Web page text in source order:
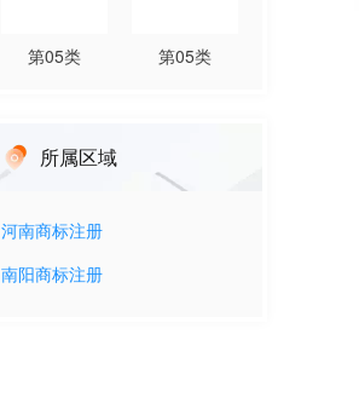
第05类 第05类
所属区域
河南商标注册
南阳商标注册